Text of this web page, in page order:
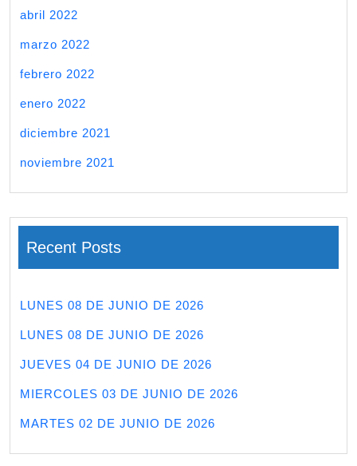
abril 2022
marzo 2022
febrero 2022
enero 2022
diciembre 2021
noviembre 2021
Recent Posts
LUNES 08 DE JUNIO DE 2026
LUNES 08 DE JUNIO DE 2026
JUEVES 04 DE JUNIO DE 2026
MIERCOLES 03 DE JUNIO DE 2026
MARTES 02 DE JUNIO DE 2026